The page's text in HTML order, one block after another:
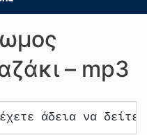
– mp3
άδεια να δείτε